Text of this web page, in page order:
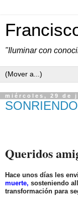
"Iluminar con
miércoles, 29 de
Queridos
Hace unos días les
muerte, sosteniendo
transformación para